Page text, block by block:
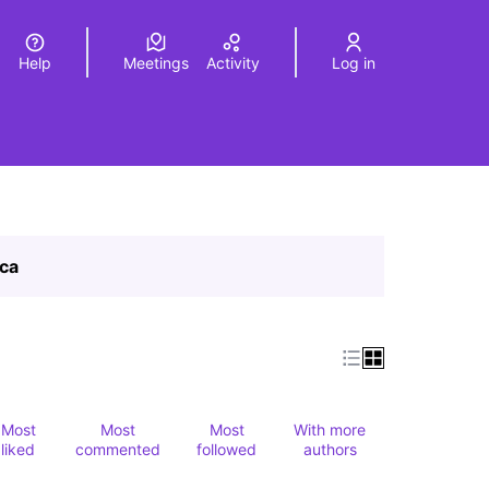
Elegir el idiomaChoose language
Help Meetings Activity Log in
Most
liked
Most
commented
Most
followed
With more
authors